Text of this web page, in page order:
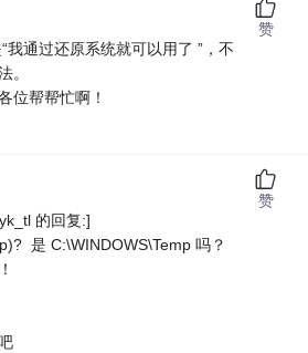
我通过还原系统就可以用了 ”，不
。
位帮帮忙啊！
赞
的回复:]
是 C:\WINDOWS\Temp 吗？
赞